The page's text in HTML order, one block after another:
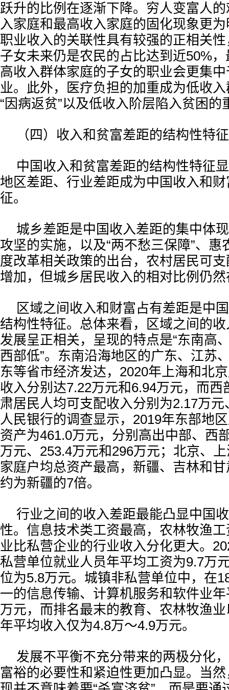
跃升的比例在逐渐下降。穷人变富人
入家庭和最高收入家庭的固化现象更
职业收入的关联性具有较强的正相关
子女未来仍是农民的占比达到近50%
高收入群体家庭的子女的职业会更集
业。此外，医疗负担的加重成为低收入
“因病返贫”以及低收入阶层陷入贫困的
（四）收入和贫富差距的结构性特
中国收入和贫富差距的结构性特征
地区差距、行业差距成为中国收入和
征。
城乡差距是中国收入差距的集中体
攻坚的实施，以及“两不愁三保障”、惠
度改革相关政策的出台，农村居民可
增加，但城乡居民收入的相对比例仍
区域之间收入和财富占有差距是中
结构性特征。总体来看，区域之间的
发展呈正相关，呈现的特点是“东南高
西部低”。东南沿海地区的广东、江苏
东等省市经济发达，2020年上海和北
收入分别达7.22万元和6.94万元，而西
肃居民人均可支配收入分别为2.17万
人民银行的调查显示，2019年东部地
资产为461.0万元，分别高出中部、西
万元、253.4万元和296万元；北京、
家庭户均总资产最高，新疆、吉林和
约为新疆的7倍。
行业之间的收入差距最能凸显中国
性。信息技术类工资最高，农林牧渔
业比私营企业的行业收入分化更大。
私营单位就业人员年平均工资为9.7万
位为5.8万元。城镇非私营单位中，在
一的信息传输、计算机服务和软件业
万元，而排名最末的教育、农林牧渔
年平均收入仅为4.8万～4.9万元。
发展不平衡不充分带来的两极分化
富裕的必要性和紧迫性更加凸显。当